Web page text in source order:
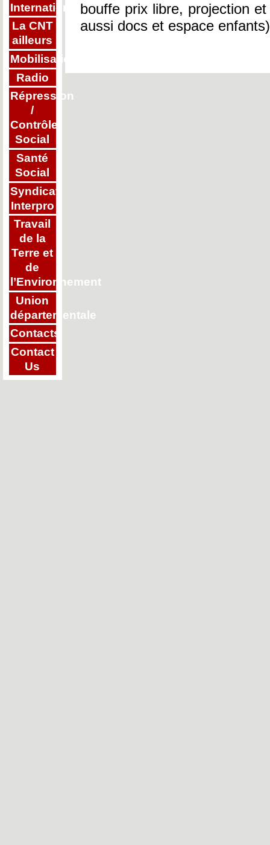
Internationalisme
La CNT
ailleurs
Mobilisations
Radio
Répression
/
Contrôle
Social
Santé
Social
Syndicat
Interpro
Travail
de la
Terre et
de
l’Environnement
Union
départementale
Contacts
Contact
Us
bouffe prix libre, projection
aussi docs et espace enfants)